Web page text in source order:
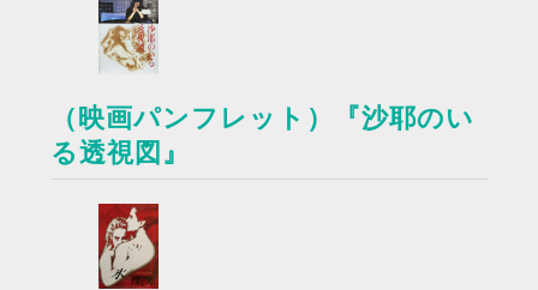
（映画パンフレット）『沙耶のい
る透視図』